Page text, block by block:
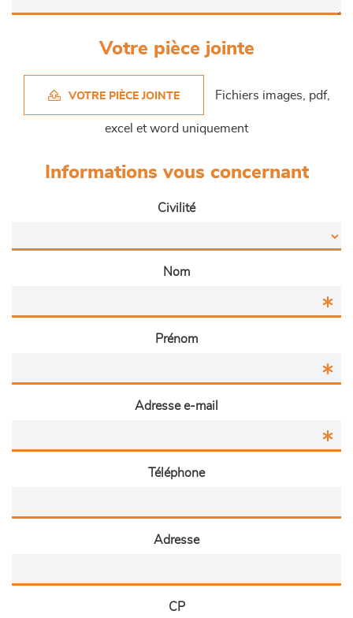
Votre pièce jointe
VOTRE PIÈCE JOINTE Fichiers images, pdf,
excel et word uniquement
Informations vous concernant
Civilité
Nom
Prénom
Adresse e-mail
Téléphone
Adresse
CP